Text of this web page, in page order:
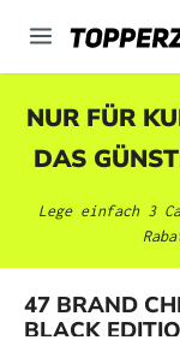
springen
NUR FÜR
DAS
Lege einfach 3
47 BRAND
BLACK
Bildergalerie